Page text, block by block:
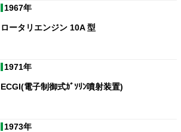
1967年
ロータリエンジン 10A 型
1971年
ECGI(電子制御式ｶﾞｿﾘﾝ噴射装置)
1973年